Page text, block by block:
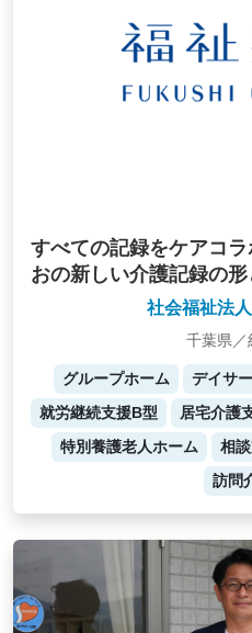
すべての記録をケアコ
おの新しい介護記録の形
社会福祉法
千葉県／
グループホーム デイサ
就労継続支援B型
居宅介護
特別養護老人ホーム
相
訪問